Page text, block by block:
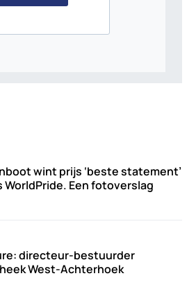
wint prijs ‘beste statement’
WorldPride. Een fotoverslag
directeur-bestuurder
West-Achterhoek